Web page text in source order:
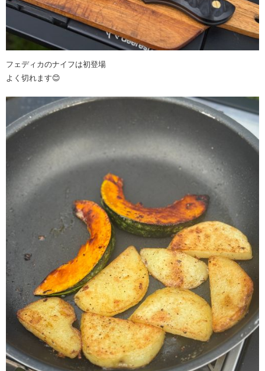
フェディカのナイフは初登場
よく切れます😊